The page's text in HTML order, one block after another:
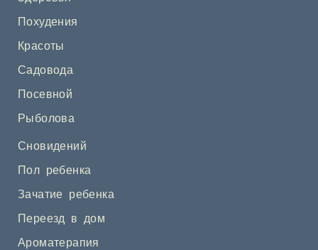
Похудения
Красоты
Садовода
Посевной
Рыболова
Сновидений
Пол ребенка
Зачатие ребенка
Переезд в дом
Ароматерапия